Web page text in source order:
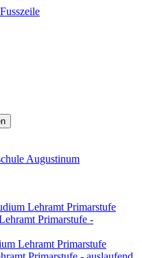
Lehramt Primarstufe
Primarstufe -
Lehramt Primarstufe